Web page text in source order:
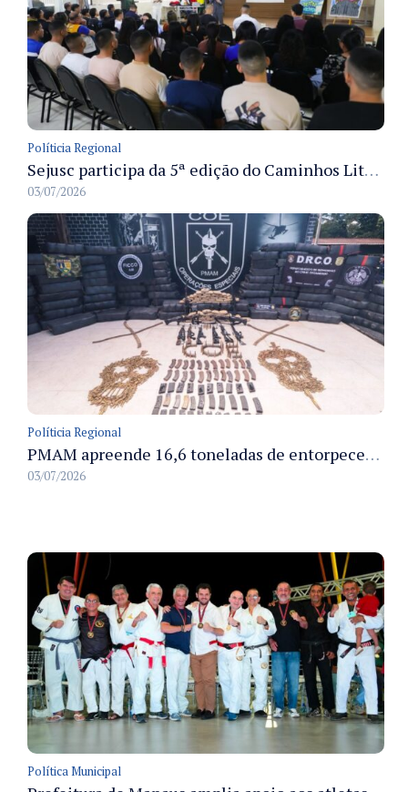
Políticia Regional
Sejusc participa da 5ª edição do Caminhos Literários com foco na cultura hip-hop nas unidades socioeducativas
03/07/2026
Políticia Regional
PMAM apreende 16,6 toneladas de entorpecentes e registra aumento nas prisões em flagrante e nas capturas de foragidos no primeiro semestre de 2026
03/07/2026
Política Municipal